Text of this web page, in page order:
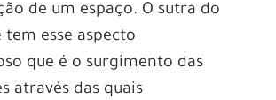
de um espaço. O sutra do
esse aspecto
que é o surgimento das
através das quais